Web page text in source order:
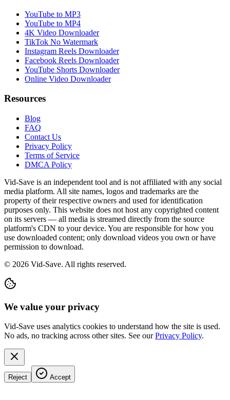
YouTube to MP3
YouTube to MP4
4K Video Downloader
TikTok No Watermark
Instagram Reels Downloader
Facebook Reels Downloader
YouTube Shorts Downloader
Online Video Downloader
Resources
Blog
FAQ
Contact Us
Privacy Policy
Terms of Service
DMCA Policy
Vid-Save is an independent tool and is not affiliated with any social
media platform. All site names, logos and trademarks are the
property of their respective owners and used for identification
purposes only. This website does not host any copyrighted content
on its servers — all media is streamed directly from the source
platform's CDN to your device. You are responsible for how you
use downloaded content; only download videos you own or have
permission to download.
© 2026 Vid-Save. All rights reserved.
We value your privacy
Vid-Save uses analytics cookies to understand how the site is used.
No ads, no tracking across other sites. See ourPrivacy Policy.
Reject Accept